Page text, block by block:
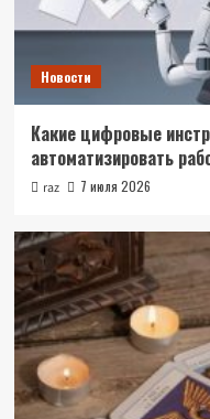
Новости
Какие цифровые
автоматизировать
raz 7 июля 2026